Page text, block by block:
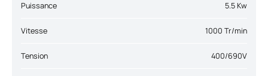
Puissance 5.5 Kw
Vitesse 1000 Tr/min
Tension 400/690V